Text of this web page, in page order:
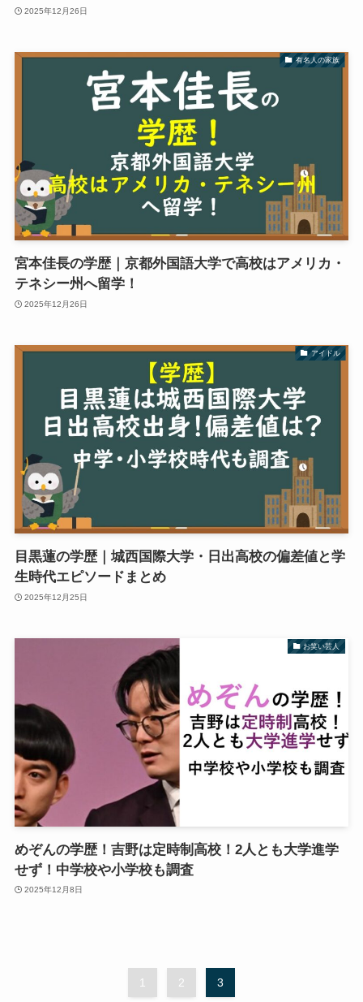
2025年12月26日
有名人の家族
宮本佳長の学歴｜京都外国語大学で高校はアメリカ・
テネシー州へ留学！
2025年12月26日
アイドル
目黒蓮の学歴｜城西国際大学・日出高校の偏差値と学
生時代エピソードまとめ
2025年12月25日
お笑い芸人
めぞんの学歴！吉野は定時制高校！2人とも大学進学
せず！中学校や小学校も調査
2025年12月8日
1 2 3